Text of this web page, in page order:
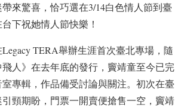
來驚喜，恰巧選在3/14白色情人節到臺
下祝她情人節快樂！
TERA舉辦生涯首次臺北專場，隨
人》在去年底的發行，竇靖童至今已完
專輯，作品備受討論與關注。初次在臺
頸期盼，門票一開賣便搶售一空，竇靖